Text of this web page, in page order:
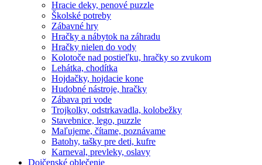
Hracie deky, penové puzzle
Školské potreby
Zábavné hry
Hračky a nábytok na záhradu
Hračky nielen do vody
Kolotoče nad postieľku, hračky so zvukom
Lehátka, chodítka
Hojdačky, hojdacie kone
Hudobné nástroje, hračky
Zábava pri vode
Trojkolky, odstrkavadla, kolobežky
Stavebnice, lego, puzzle
Maľujeme, čítame, poznávame
Batohy, tašky pre deti, kufre
Karneval, prevleky, oslavy
Dojčenské oblečenie